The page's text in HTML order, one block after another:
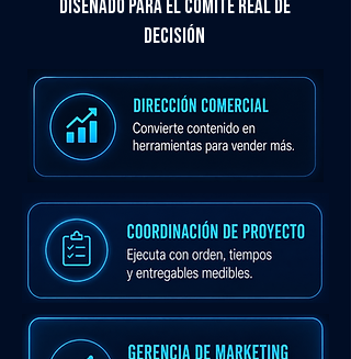
Diseñado para el comité real de
decisión